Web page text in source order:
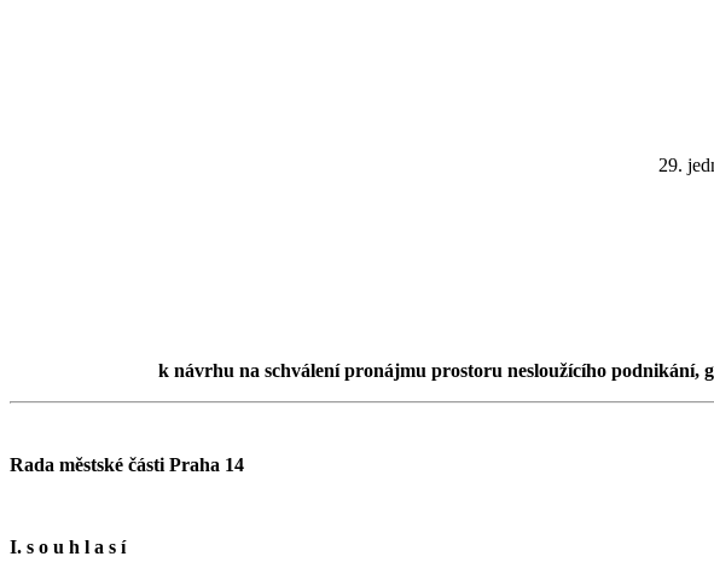
29.
k návrhu na schválení pronájmu prostoru nesloužícího podnikání,
Rada městské části Praha 14
I. s o u h l a s í